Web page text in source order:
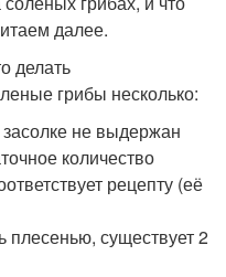
далее.
делать
грибы несколько:
не выдержан
количество
рецепту (её
существует 2